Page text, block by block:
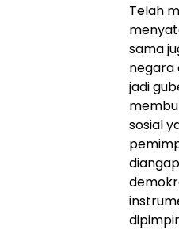
Telah
sama
negara
jadi
sosial